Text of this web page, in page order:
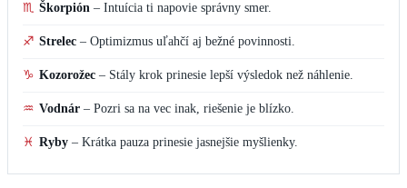
♏ Škorpión – Intuícia ti napovie správny smer.
♐ Strelec – Optimizmus uľahčí aj bežné povinnosti.
♑ Kozorožec – Stály krok prinesie lepší výsledok než náhlenie.
♒ Vodnár – Pozri sa na vec inak, riešenie je blízko.
♓ Ryby – Krátka pauza prinesie jasnejšie myšlienky.